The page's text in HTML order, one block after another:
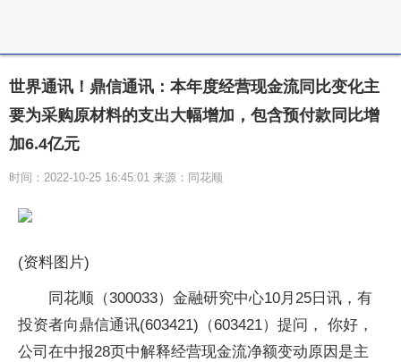
世界通讯！鼎信通讯：本年度经营现金流同比变化主
要为采购原材料的支出大幅增加，包含预付款同比增
加6.4亿元
时间：2022-10-25 16:45:01 来源：同花顺
(资料图片)
同花顺（300033）金融研究中心10月25日讯，有
投资者向鼎信通讯(603421)（603421）提问， 你好，
公司在中报28页中解释经营现金流净额变动原因是主